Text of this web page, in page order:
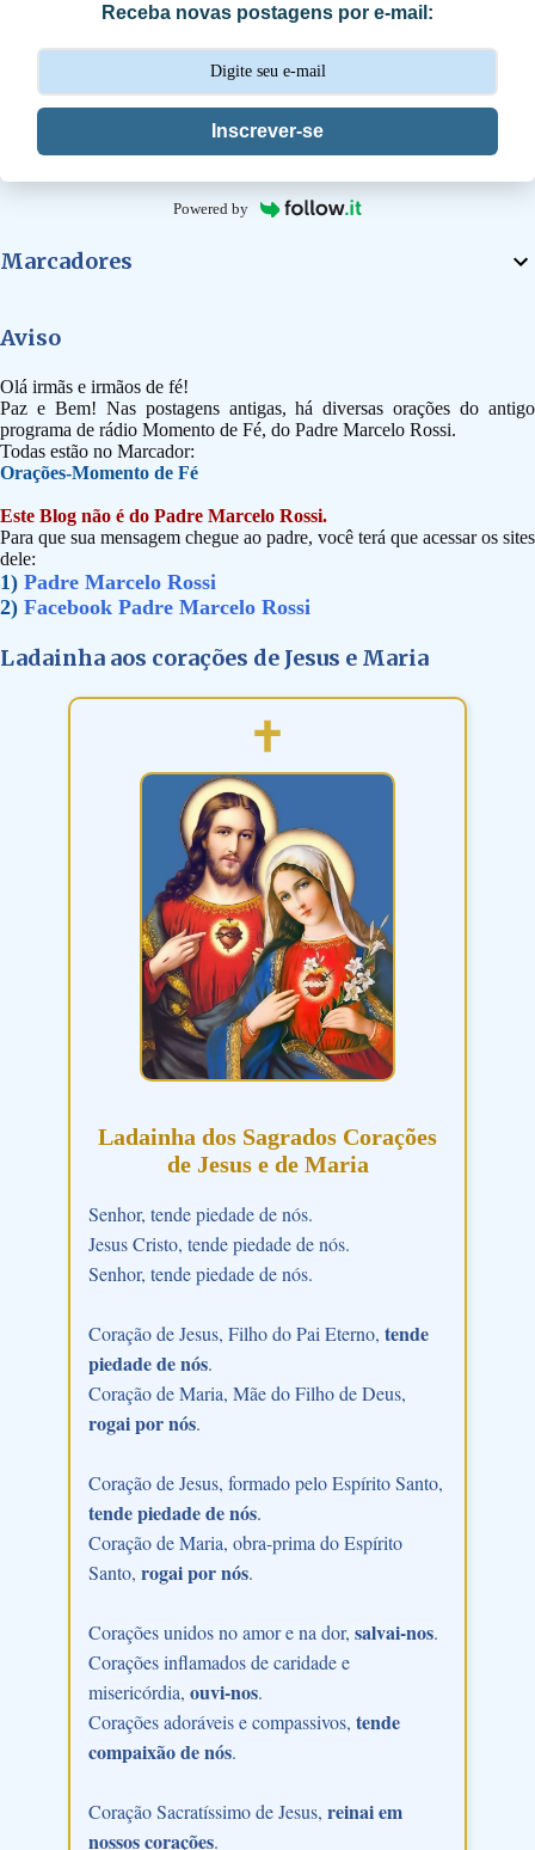
s
Receba novas postagens por e-mail:
Inscrever-se
Powered by
Marcadores
Aviso
Olá irmãs e irmãos de fé!
Paz e Bem! Nas postagens antigas, há diversas orações do antigo
programa de rádio Momento de Fé, do Padre Marcelo Rossi.
Todas estão no Marcador:
Orações-Momento de Fé
Este Blog não é do Padre Marcelo Rossi.
Para que sua mensagem chegue ao padre, você terá que acessar os sites
dele:
1) Padre Marcelo Rossi
2) Facebook Padre Marcelo Rossi
Ladainha aos corações de Jesus e Maria
Ladainha dos Sagrados Corações
de Jesus e de Maria
Senhor, tende piedade de nós.
Jesus Cristo, tende piedade de nós.
Senhor, tende piedade de nós.
Coração de Jesus, Filho do Pai Eterno, tende
piedade de nós.
Coração de Maria, Mãe do Filho de Deus,
rogai por nós.
Coração de Jesus, formado pelo Espírito Santo,
tende piedade de nós.
Coração de Maria, obra-prima do Espírito
Santo, rogai por nós.
Corações unidos no amor e na dor, salvai-nos.
Corações inflamados de caridade e
misericórdia, ouvi-nos.
Corações adoráveis e compassivos, tende
compaixão de nós.
Coração Sacratíssimo de Jesus, reinai em
nossos corações.